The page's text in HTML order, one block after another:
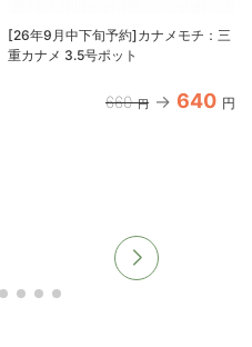
[26年9月中下旬予約]カナメモチ：三
重カナメ 3.5号ポット
660 円 640 円